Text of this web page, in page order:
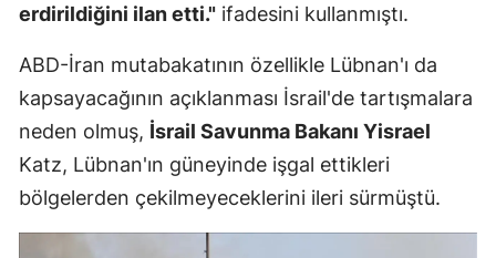
Kocaeli
Konya
Kütahya
Manisa
erdirildiğini ilan etti." ifadesini kullanmıştı.
ABD-İran mutabakatının özellikle Lübnan'ı da
kapsayacağının açıklanması İsrail'de tartışmalara
neden olmuş, İsrail Savunma Bakanı Yisrael
Katz, Lübnan'ın güneyinde işgal ettikleri
bölgelerden çekilmeyeceklerini ileri sürmüştü.